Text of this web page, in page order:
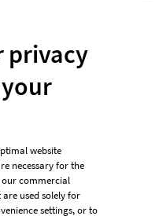
privacy
website
necessary for the
commercial
are used solely for
settings, or to